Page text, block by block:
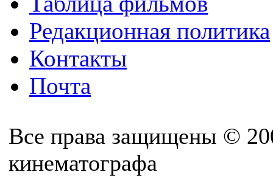
Редакционная политика
Контакты
Почта
Все права защищены ©
кинематографа